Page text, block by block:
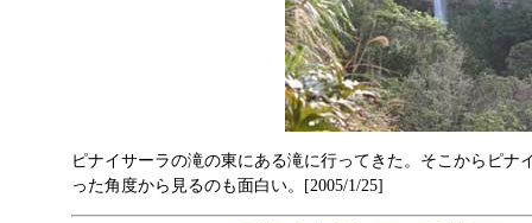
ピナイサーラの滝の東にある滝に行ってきた。そこからピナ
った角度から見るのも面白い。[2005/1/25]